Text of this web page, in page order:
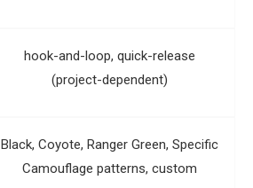
hook-and-loop, quick-release
(project-dependent)
Black, Coyote, Ranger Green, Specific
Camouflage patterns, custom